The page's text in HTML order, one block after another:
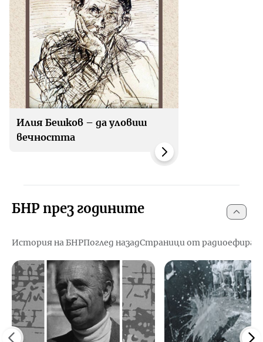
Илия Бешков – да уловиш
вечността
БНР през годините
История на БНРПоглед назадСтраници от радиоефира